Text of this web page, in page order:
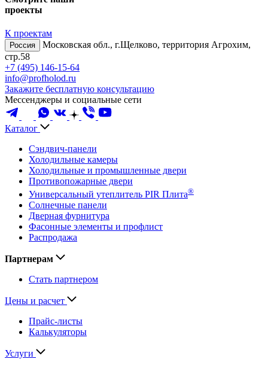
проекты
К проектам
Россия
Московская обл., г.Щелково, территория Агрохим,
стр.58
+7 (495) 146-15-64
info@profholod.ru
Закажите бесплатную консультацию
Мессенджеры и социальные сети
Каталог
Сэндвич-панели
Холодильные камеры
Холодильные и промышленные двери
Противопожарные двери
Универсальный утеплитель PIR Плита®
Солнечные панели
Дверная фурнитура
Фасонные элементы и профлист
Распродажа
Партнерам
Стать партнером
Цены и расчет
Прайс-листы
Калькуляторы
Услуги